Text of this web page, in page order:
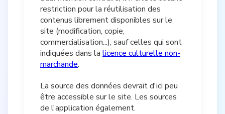
restriction pour la réutilisation des
contenus librement disponibles sur le
site (modification, copie,
commercialisation...), sauf celles qui sont
indiquées dans la licence culturelle non-
marchande.
La source des données devrait d'ici peu
être accessible sur le site. Les sources
de l'application également.